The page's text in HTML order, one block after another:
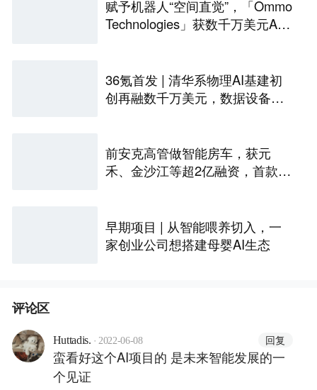
赋予机器人“空间直觉”，「Ommo
Technologies」获数千万美元A轮
36氪首发 | 清华系物理AI基建初
创再融数千万美元，数据设备进
前安克高管做智能房车，获元
禾、金沙江等超2亿融资，首款产
早期项目 | 从智能喂养切入，一
家创业公司想搭建母婴AI生态
评论区
Huttadis. · 2022-06-08 回复
蛮看好这个AI项目的 是未来智能发展的一
个见证